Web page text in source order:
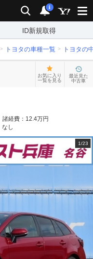
検索 通知
i
ID新規取得
トヨタの車種一覧 トヨタの
お気に入り
一覧を見る
最近見た
中古車
諸経費： 12.4万円
なし
1/23